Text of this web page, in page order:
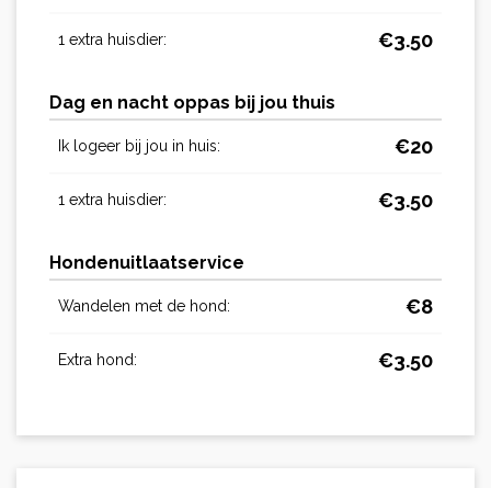
1 extra huisdier: €3.50
Dag en nacht oppas bij jou thuis
Ik logeer bij jou in huis: €20
1 extra huisdier: €3.50
Hondenuitlaatservice
Wandelen met de hond: €8
Extra hond: €3.50